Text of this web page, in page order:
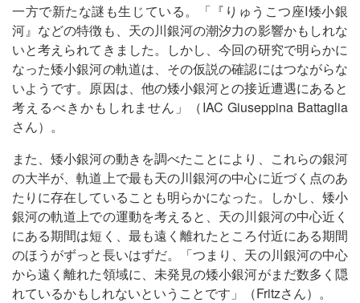
一方で新たな謎も生じている。「『りゅうこつ座I矮小銀
河』などの特徴も、天の川銀河の潮汐力の影響かもしれな
いと考えられてきました。しかし、今回の研究で明らかに
なった矮小銀河の軌道は、その仮説の確認にはつながらな
いようです。原因は、他の矮小銀河との接近遭遇にあると
考えるべきかもしれません」（IAC Giuseppina Battaglia
さん）。
また、矮小銀河の動きを調べたことにより、これらの銀河
の大半が、軌道上で最も天の川銀河の中心に近づく点のあ
たりに存在していることも明らかになった。しかし、矮小
銀河の軌道上での運動を考えると、天の川銀河の中心近く
にある期間は短く、最も遠く離れたところ付近にある期間
のほうがずっと長いはずだ。「つまり、天の川銀河の中心
から遠く離れた領域に、未発見の矮小銀河がまだ数多く隠
れているかもしれないということです」（Fritzさん）。